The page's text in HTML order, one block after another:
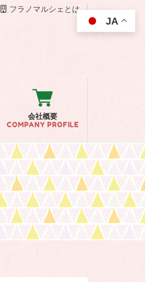
フラノマルシェとは
会社概要
COMPANY PROFILE
JA